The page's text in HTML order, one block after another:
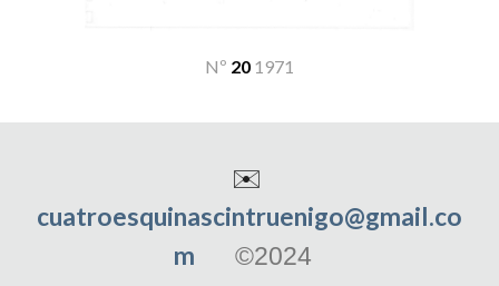
Nº 20 1971
✉️
cuatroesquinascintruenigo@gmail.co
m
©2024